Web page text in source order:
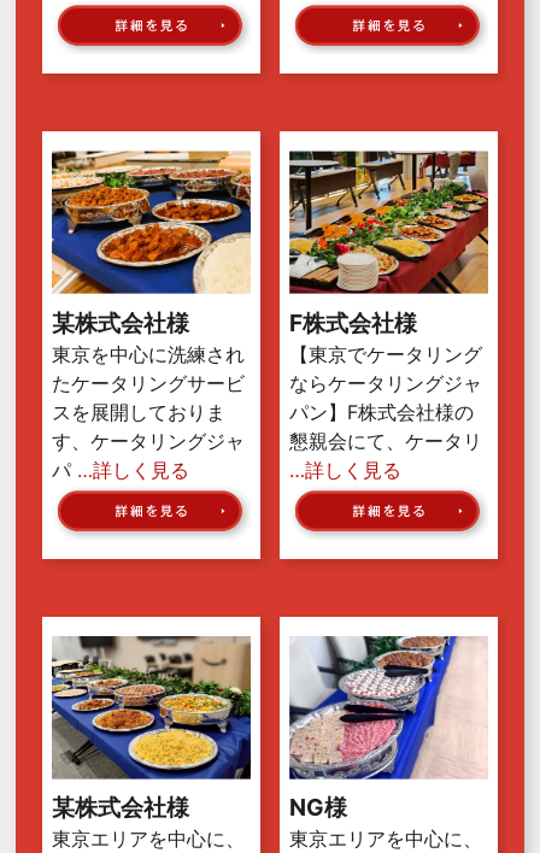
某株式会社様
東京を中心に洗練され
たケータリングサービ
スを展開しておりま
す、ケータリングジャ
パ …詳しく見る
F株式会社様
【東京でケータリング
ならケータリングジャ
パン】F株式会社様の
懇親会にて、ケータリ
…詳しく見る
某株式会社様
東京エリアを中心に、
NG様
東京エリアを中心に、